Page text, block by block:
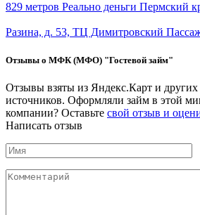
829 метров Реально деньги Пермский
Разина, д. 53, ТЦ Димитровский
Отзывы о МФК (МФО) "Гостевой займ"
Отзывы взяты из Яндекс.Карт и
источников. Оформляли займ в этой
компании? Оставьте свой отзыв и
Написать отзыв